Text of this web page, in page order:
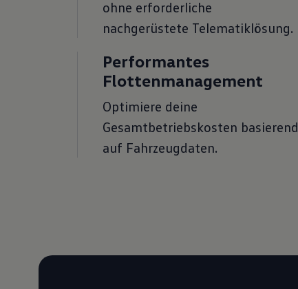
ohne erforderliche
nachgerüstete Telematiklösung.
Performantes
Flottenmanagement
Optimiere deine
Gesamtbetriebskosten basierend
auf Fahrzeugdaten.